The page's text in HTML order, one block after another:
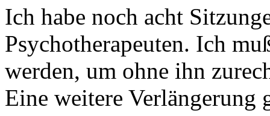
Ich habe noch acht
Psychotherapeuten. Ich
werden, um ohne ihn
Eine weitere Verlängerung